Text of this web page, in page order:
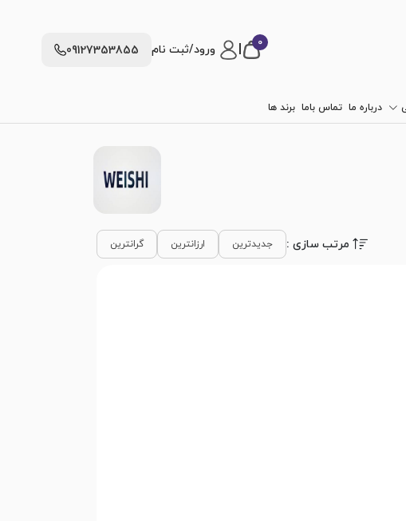
0 ورود/ثبت نام 09127353855
درباره ما تماس باما برند ها
مرتب سازی : جدیدترین ارزانترین گرانترین